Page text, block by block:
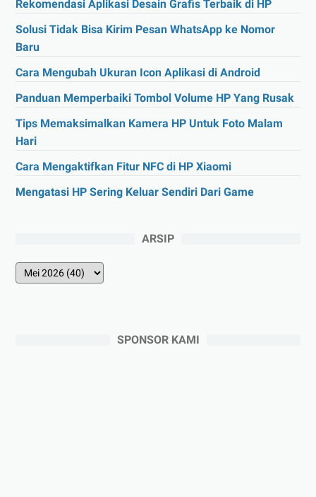
Rekomendasi Aplikasi Desain Grafis Terbaik di HP
Solusi Tidak Bisa Kirim Pesan WhatsApp ke Nomor
Baru
Cara Mengubah Ukuran Icon Aplikasi di Android
Panduan Memperbaiki Tombol Volume HP Yang Rusak
Tips Memaksimalkan Kamera HP Untuk Foto Malam
Hari
Cara Mengaktifkan Fitur NFC di HP Xiaomi
Mengatasi HP Sering Keluar Sendiri Dari Game
ARSIP
SPONSOR KAMI